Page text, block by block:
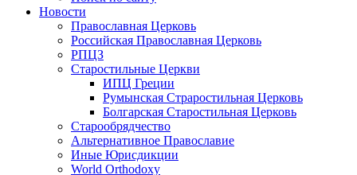
Новости
Православная Церковь
Российская Православная Церковь
РПЦЗ
Старостильные Церкви
ИПЦ Греции
Румынская Страростильная Церковь
Болгарская Старостильная Церковь
Старообрядчество
Альтернативное Православие
Иные Юрисдикции
World Orthodoxy